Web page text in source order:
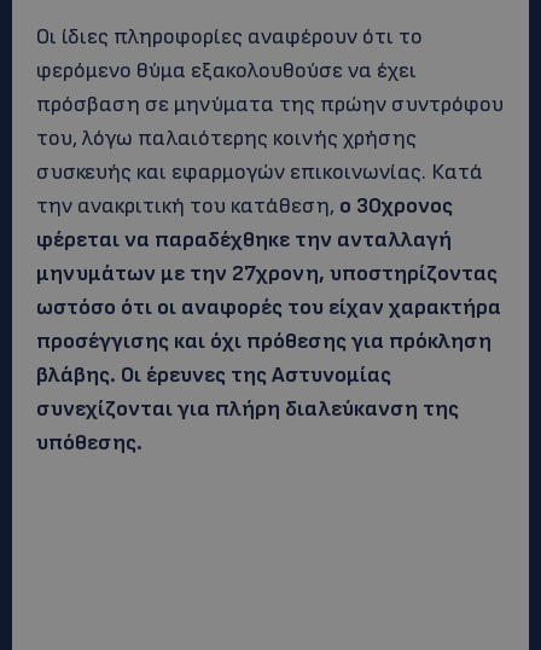
Οι ίδιες πληροφορίες αναφέρουν ότι το
φερόμενο θύμα εξακολουθούσε να έχει
πρόσβαση σε μηνύματα της πρώην συντρόφου
του, λόγω παλαιότερης κοινής χρήσης
συσκευής και εφαρμογών επικοινωνίας. Κατά
την ανακριτική του κατάθεση, ο 30χρονος
φέρεται να παραδέχθηκε την ανταλλαγή
μηνυμάτων με την 27χρονη, υποστηρίζοντας
ωστόσο ότι οι αναφορές του είχαν χαρακτήρα
προσέγγισης και όχι πρόθεσης για πρόκληση
βλάβης. Οι έρευνες της Αστυνομίας
συνεχίζονται για πλήρη διαλεύκανση της
υπόθεσης.